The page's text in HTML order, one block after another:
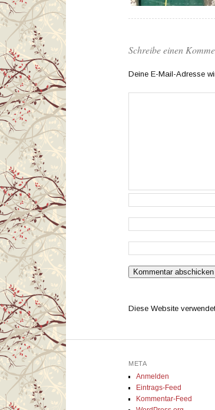
Schreibe einen
Deine E-Mail-Adresse
Diese Website
META
Anmelden
Eintrags-Feed
Kommentar-Feed